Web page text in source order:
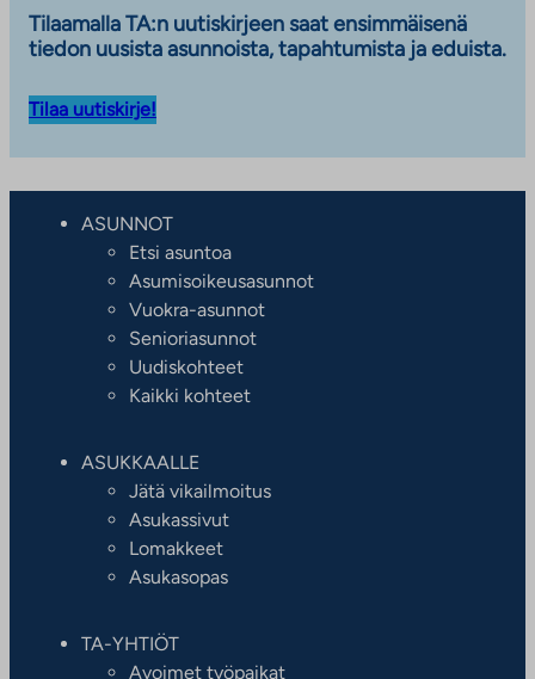
Tilaamalla TA:n uutiskirjeen saat ensimmäisenä
tiedon uusista asunnoista, tapahtumista ja eduista.
Tilaa uutiskirje!
ASUNNOT
Etsi asuntoa
Asumisoikeusasunnot
Vuokra-asunnot
Senioriasunnot
Uudiskohteet
Kaikki kohteet
ASUKKAALLE
Jätä vikailmoitus
Asukassivut
Lomakkeet
Asukasopas
TA-YHTIÖT
Avoimet työpaikat